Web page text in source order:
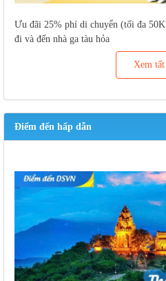
Ưu đãi 25% phí di chuyển (tối đa
đi và đến nhà ga tàu hỏa
Xem tất
Điểm đến hấp dẫn